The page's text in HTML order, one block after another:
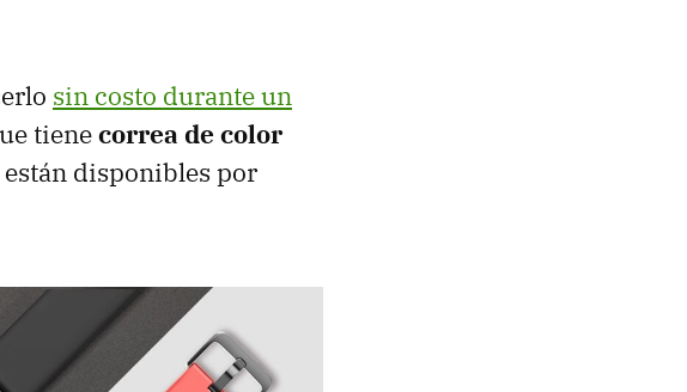
sin costo durante un
tienecorrea de color
disponibles por